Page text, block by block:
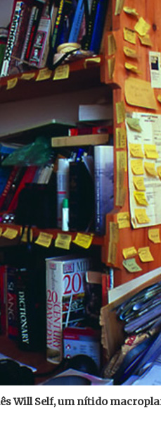
Will Self, um nítido